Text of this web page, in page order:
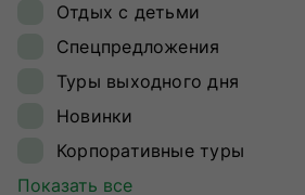
Ненецкий автономный округ
Плато Путорана
Приморье
Самарская область
Сплавы
Треккинг
Туры на квадроциклах
Туры на снегоходах
Туры на собачьих упряжках
Отдых с детьми
Спецпредложения
Туры выходного дня
Новинки
Корпоративные туры
Гастрономические туры
Показать все